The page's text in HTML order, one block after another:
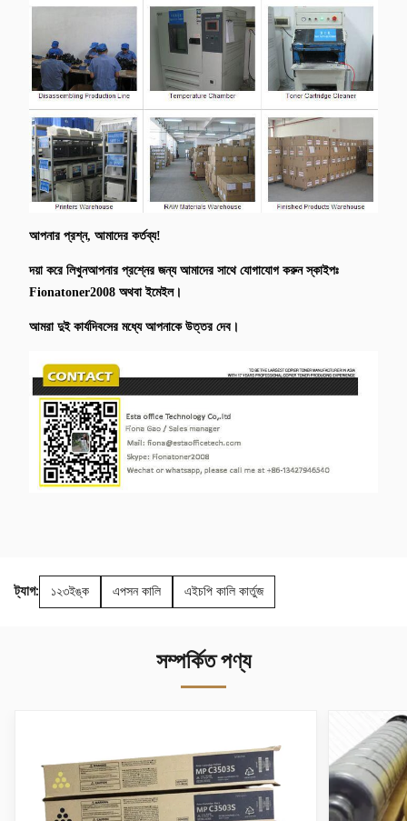
আপনার প্রশ্ন, আমাদের কর্তব্য!
দয়া করে লিখুনআপনার প্রশ্নের জন্য আমাদের সাথে যোগাযোগ করুন স্কাইপঃ
Fionatoner2008 অথবা ইমেইল।
আমরা দুই কার্যদিবসের মধ্যে আপনাকে উত্তর দেব।
ট্যাগ: ১২৩ইঙ্ক এপসন কালি এইচপি কালি কার্তুজ
সম্পর্কিত পণ্য